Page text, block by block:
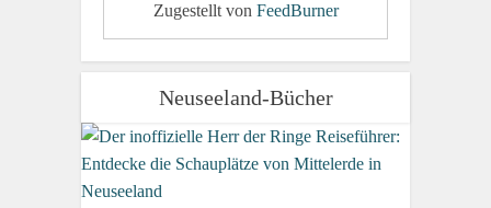
Zugestellt von FeedBurner
Neuseeland-Bücher